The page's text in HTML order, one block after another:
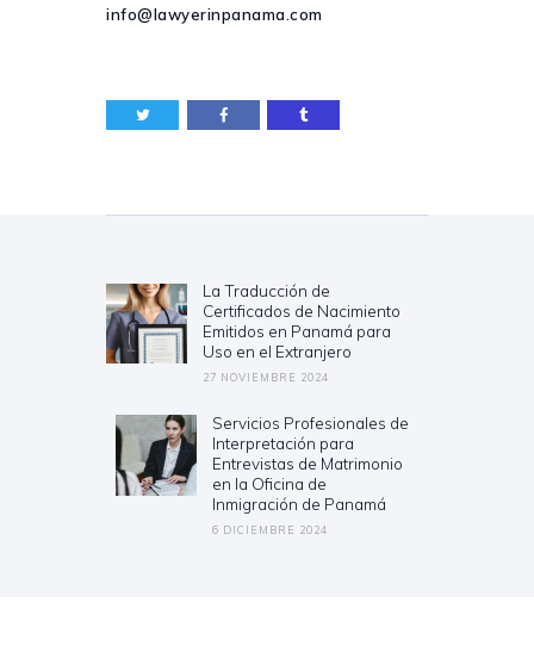
info@lawyerinpanama.com
entradasPrevious
post:
La Traducción de
Certificados de Nacimiento
Emitidos en Panamá para
Uso en el Extranjero
27 NOVIEMBRE 2024
Next
post:
Servicios Profesionales de
Interpretación para
Entrevistas de Matrimonio
en la Oficina de
Inmigración de Panamá
6 DICIEMBRE 2024